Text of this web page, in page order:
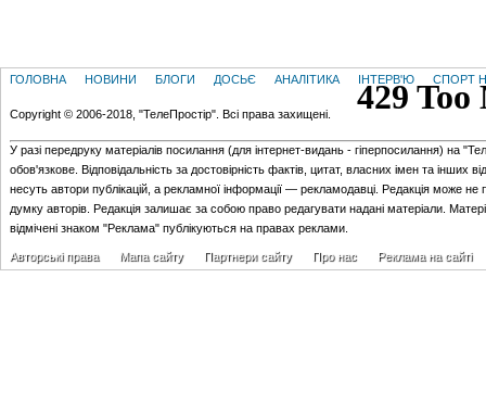
ГОЛОВНА НОВИНИ БЛОГИ ДОСЬЄ АНАЛІТИКА ІНТЕРВ'Ю СПОРТ
Copyright © 2006-2018, "ТелеПростір". Всі права захищені.
У разі передруку матеріалів посилання (для iнтернет-видань - гiперпосилання) на
обов'язкове. Відповідальність за достовірність фактів, цитат, власних імен та інших
несуть автори публікацій, а рекламної інформації — рекламодавці. Редакція може не
думку авторів. Редакція залишає за собою право редагувати надані матеріали.
відмічені знаком "Реклама" публікуються на правах реклами.
Авторські права Мапа сайту Партнери сайту Про нас Реклама на сайті